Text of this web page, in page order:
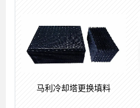
马利冷却塔更换填料